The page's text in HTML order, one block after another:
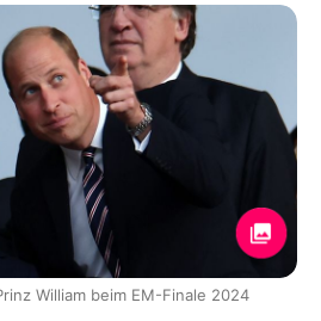
William beim EM-Finale 2024